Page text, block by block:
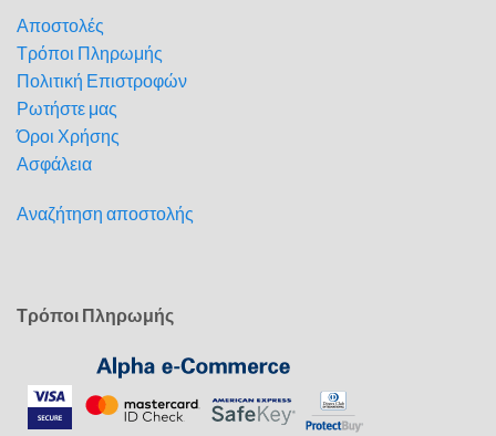
Αποστολές
Τρόποι Πληρωμής
Πολιτική Επιστροφών
Ρωτήστε μας
Όροι Χρήσης
Ασφάλεια
Αναζήτηση αποστολής
Τρόποι Πληρωμής